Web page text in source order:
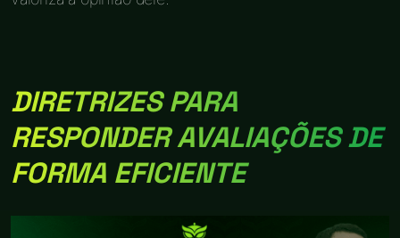
DIRETRIZES PARA
RESPONDER AVALIAÇÕES DE
FORMA EFICIENTE